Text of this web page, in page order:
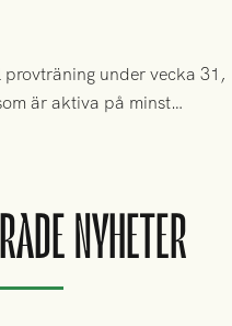
under vecka 31,
är aktiva på minst
NYHETER